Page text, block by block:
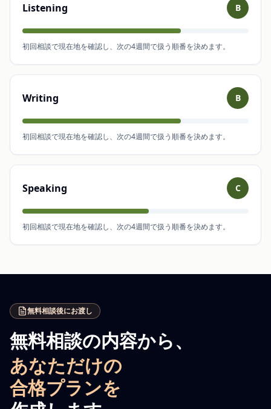
Listening B
初回相談で現在地を確認し、次の4週間で扱う順番を決めます。
Writing B
初回相談で現在地を確認し、次の4週間で扱う順番を決めます。
Speaking C
初回相談で現在地を確認し、次の4週間で扱う順番を決めます。
無料相談後にお渡し
無料相談の内容から、
あなただけの
合格プランを